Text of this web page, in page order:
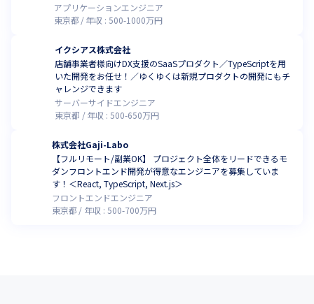
アプリケーションエンジニア
東京都
年収 :500-1000万円
イクシアス株式会社
店舗事業者様向けDX支援のSaaSプロダクト／TypeScriptを用
いた開発をお任せ！／ゆくゆくは新規プロダクトの開発にもチ
ャレンジできます
サーバーサイドエンジニア
東京都
年収 :500-650万円
株式会社Gaji-Labo
【フルリモート/副業OK】 プロジェクト全体をリードできるモ
ダンフロントエンド開発が得意なエンジニアを募集していま
す！＜React, TypeScript, Next.js＞
フロントエンドエンジニア
東京都
年収 : 500-700万円